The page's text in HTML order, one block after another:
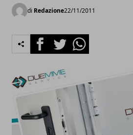
di Redazione22/11/2011
FacebookTwitterWhatsapp